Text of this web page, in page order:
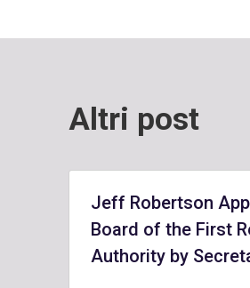
Altri post
Jeff Robertson
Board of the First
Authority by